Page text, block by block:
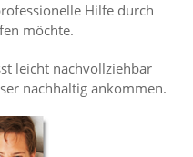
Hilfe durch
möchte.
leicht nachvollziehbar
nachhaltig ankommen.